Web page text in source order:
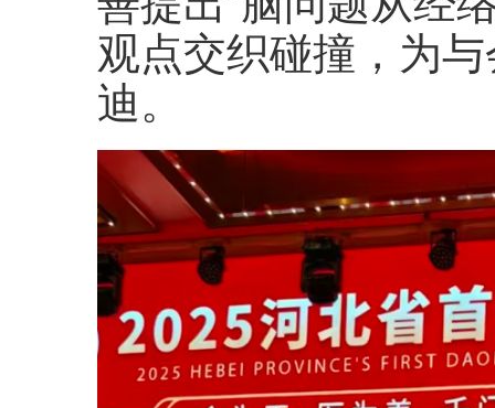
观点交织碰撞，为
迪。